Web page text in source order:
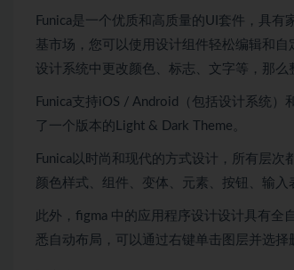
Funica是一个优质和高质量的UI套件，具
基市场，您可以使用设计组件轻松编辑和
设计系统中更改颜色、标志、文字等，那么
Funica支持iOS / Android（包括设计系统
了一个版本的Light & Dark Theme。
Funica以时尚和现代的方式设计，所有层
颜色样式、组件、变体、元素、按钮、输
此外，figma 中的应用程序设计设计具有全
悉自动布局，可以通过右键单击图层并选择